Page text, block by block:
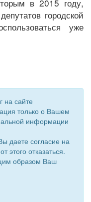
в 2015 году,
городской
уже
человека. Все
на сайте
только о Вашем
информации
даете согласие на
этого отказаться.
образом Ваш